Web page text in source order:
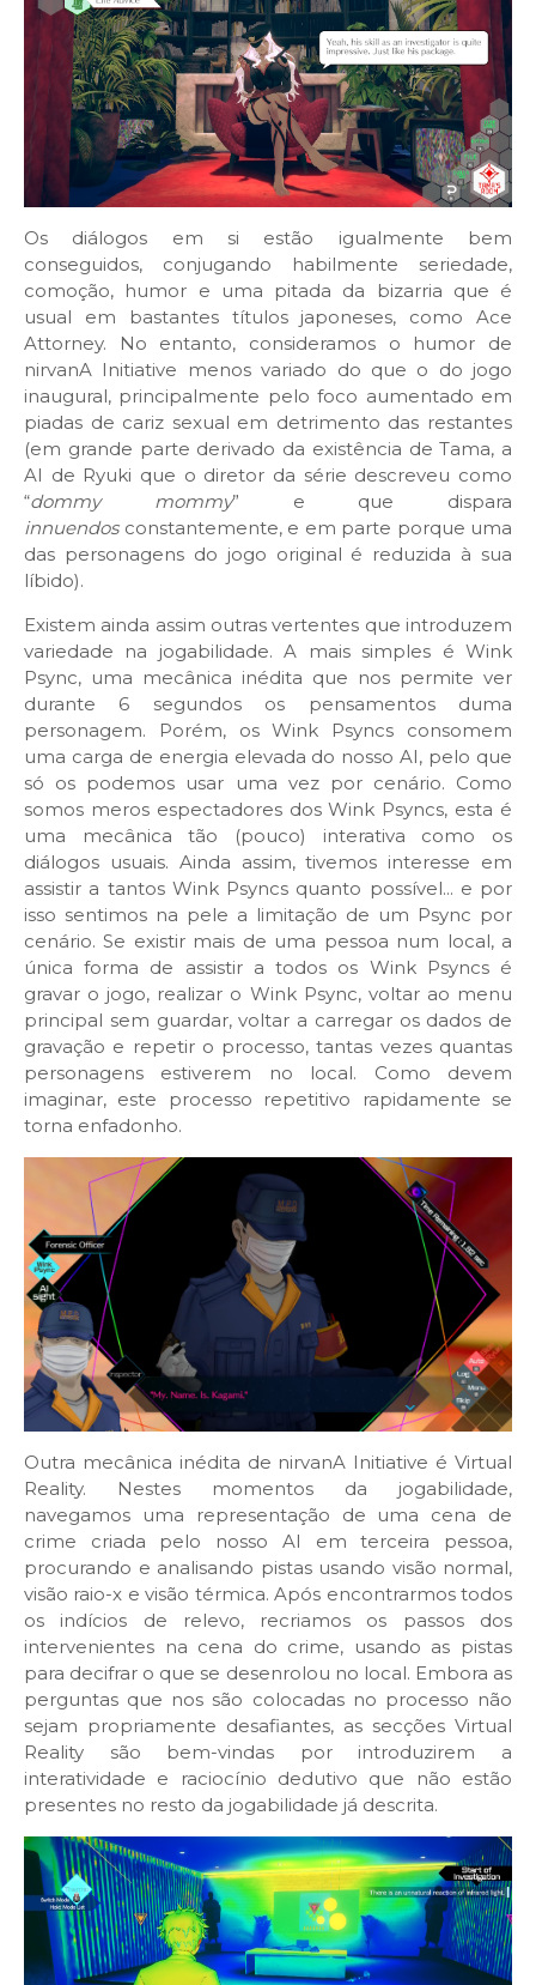
Os diálogos em si estão igualmente bem
conseguidos, conjugando habilmente seriedade,
comoção, humor e uma pitada da bizarria que é
usual em bastantes títulos japoneses, como Ace
Attorney. No entanto, consideramos o humor de
nirvanA Initiative menos variado do que o do jogo
inaugural, principalmente pelo foco aumentado em
piadas de cariz sexual em detrimento das restantes
(em grande parte derivado da existência de Tama, a
AI de Ryuki que o diretor da série descreveu como
“dommy mommy” e que dispara
innuendos constantemente, e em parte porque uma
das personagens do jogo original é reduzida à sua
líbido).
Existem ainda assim outras vertentes que introduzem
variedade na jogabilidade. A mais simples é Wink
Psync, uma mecânica inédita que nos permite ver
durante 6 segundos os pensamentos duma
personagem. Porém, os Wink Psyncs consomem
uma carga de energia elevada do nosso AI, pelo que
só os podemos usar uma vez por cenário. Como
somos meros espectadores dos Wink Psyncs, esta é
uma mecânica tão (pouco) interativa como os
diálogos usuais. Ainda assim, tivemos interesse em
assistir a tantos Wink Psyncs quanto possível... e por
isso sentimos na pele a limitação de um Psync por
cenário. Se existir mais de uma pessoa num local, a
única forma de assistir a todos os Wink Psyncs é
gravar o jogo, realizar o Wink Psync, voltar ao menu
principal sem guardar, voltar a carregar os dados de
gravação e repetir o processo, tantas vezes quantas
personagens estiverem no local. Como devem
imaginar, este processo repetitivo rapidamente se
torna enfadonho.
Outra mecânica inédita de nirvanA Initiative é Virtual
Reality. Nestes momentos da jogabilidade,
navegamos uma representação de uma cena de
crime criada pelo nosso AI em terceira pessoa,
procurando e analisando pistas usando visão normal,
visão raio-x e visão térmica. Após encontrarmos todos
os indícios de relevo, recriamos os passos dos
intervenientes na cena do crime, usando as pistas
para decifrar o que se desenrolou no local. Embora as
perguntas que nos são colocadas no processo não
sejam propriamente desafiantes, as secções Virtual
Reality são bem-vindas por introduzirem a
interatividade e raciocínio dedutivo que não estão
presentes no resto da jogabilidade já descrita.